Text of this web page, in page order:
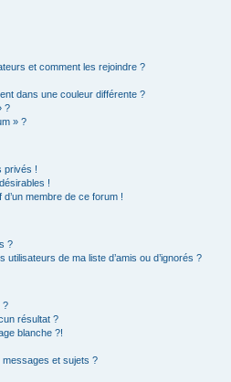
et comment les rejoindre ?
dans une couleur différente ?
?
» ?
privés !
!
membre de ce forum !
?
de ma liste d’amis ou d’ignorés ?
?
résultat ?
blanche ?!
et sujets ?